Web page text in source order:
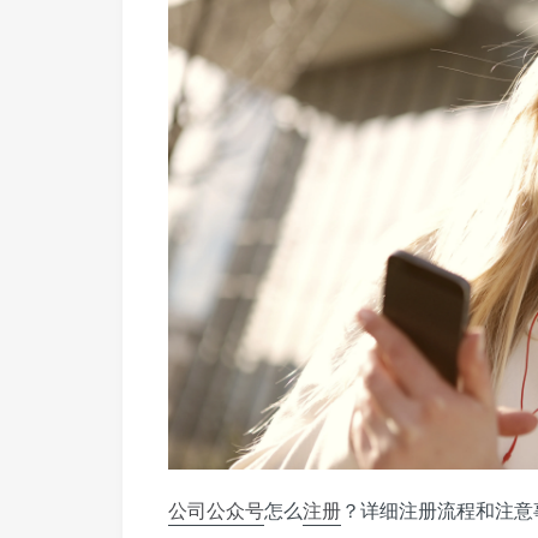
公司公众号怎么注册 ？详细注册流程和注